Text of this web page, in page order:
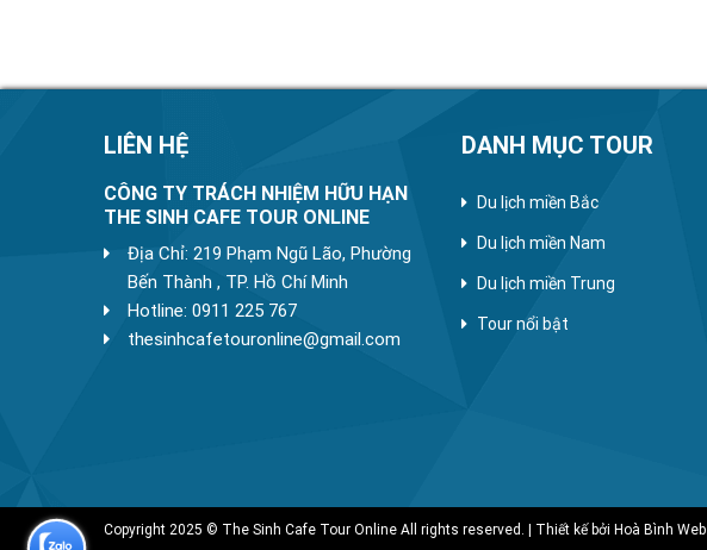
LIÊN HỆ
CÔNG TY TRÁCH NHIỆM HỮU HẠN
THE SINH CAFE TOUR ONLINE
Địa Chỉ: 219 Phạm Ngũ Lão, Phường
Bến Thành , TP. Hồ Chí Minh
Hotline: 0911 225 767
thesinhcafetouronline@gmail.com
DANH MỤC TOUR
Du lịch miền Bắc
Du lịch miền Nam
Du lịch miền Trung
Tour nổi bật
Copyright 2025 © The Sinh Cafe Tour Online All rights reserved. | Thiết kế bởi Hoà Bình Web